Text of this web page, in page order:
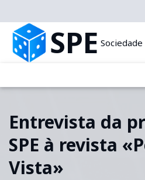
SPE
Entrevista da
SPE à revista
Vista»